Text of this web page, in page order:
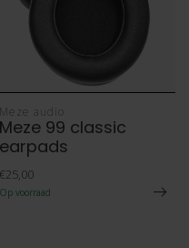
Meze audio
Meze 99 classic
earpads
€25,00
Op voorraad